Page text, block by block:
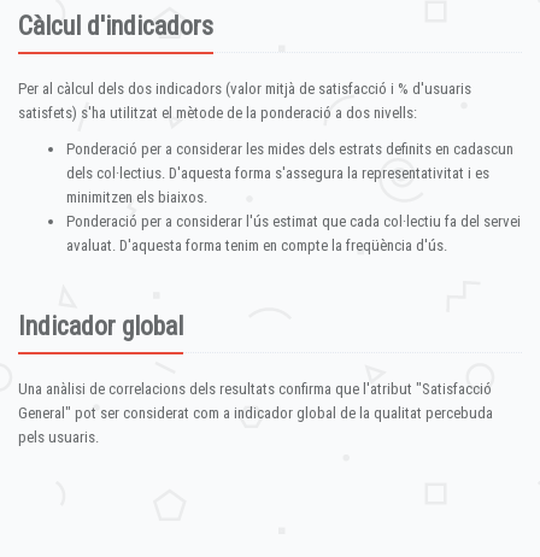
Càlcul d'indicadors
Per al càlcul dels dos indicadors (valor mitjà de satisfacció i % d'usuaris
satisfets) s'ha utilitzat el mètode de la ponderació a dos nivells:
Ponderació per a considerar les mides dels estrats definits en cadascun
dels col·lectius. D'aquesta forma s'assegura la representativitat i es
minimitzen els biaixos.
Ponderació per a considerar l'ús estimat que cada col·lectiu fa del servei
avaluat. D'aquesta forma tenim en compte la freqüència d'ús.
Indicador global
Una anàlisi de correlacions dels resultats confirma que l'atribut "Satisfacció
General" pot ser considerat com a indicador global de la qualitat percebuda
pels usuaris.